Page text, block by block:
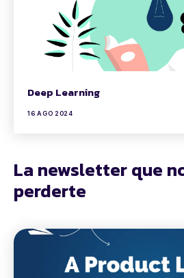
Deep Learning
16 AGO 2024
La newsletter que
perderte